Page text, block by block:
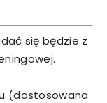
się będzie z
(dostosowana